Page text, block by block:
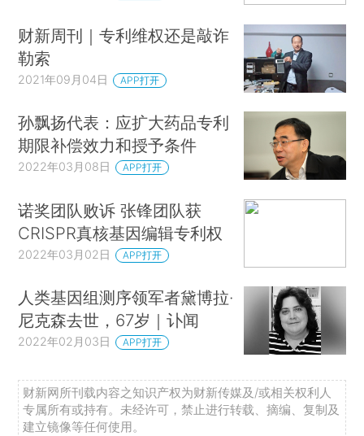
财新周刊｜专利维权还是敲诈
勒索
2021年09月04日 APP打开
孙飘扬代表：应扩大药品专利
期限补偿效力和授予条件
2022年03月08日 APP打开
诺奖团队败诉 张锋团队获
CRISPR真核基因编辑专利权
2022年03月02日 APP打开
人类基因组测序领军者黛博拉·
尼克森去世，67岁｜讣闻
2022年02月03日 APP打开
财新网所刊载内容之知识产权为财新传媒及/或相关权利人
专属所有或持有。未经许可，禁止进行转载、摘编、复制及
建立镜像等任何使用。